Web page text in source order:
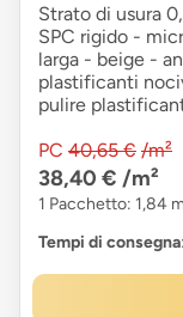
Strato di usura
SPC rigido -
larga - beige -
plastificanti
pulire
PC 40,65 € /m²
38,40 € /m²
1 Pacchetto: 1,84
Tempi di consegna